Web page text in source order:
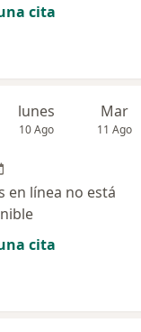
cita
lunes
10 Ago
Mar
11 Ago
en línea no está
cita